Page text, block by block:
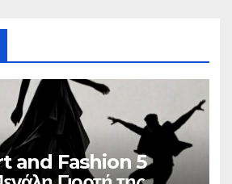
and Fashion 5